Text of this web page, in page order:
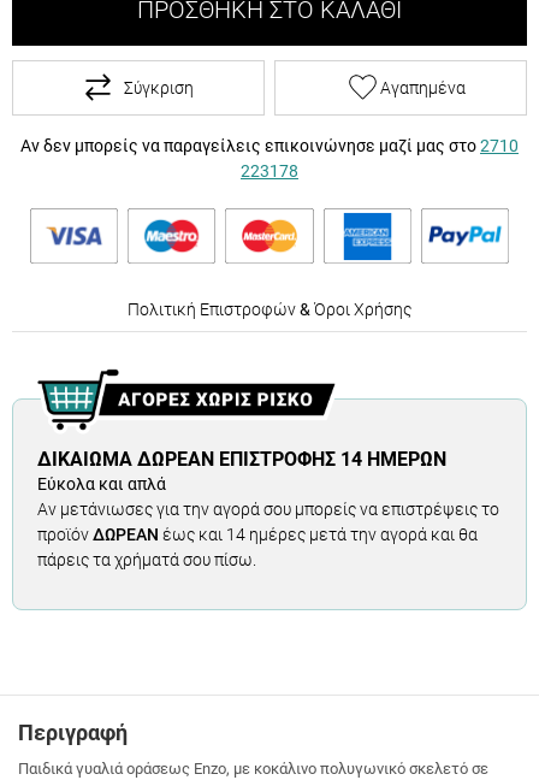
ΠΡΟΣΘΉΚΗ ΣΤΟ ΚΑΛΆΘΙ
Σύγκριση Αγαπημένα
Αν δεν μπορείς να παραγείλεις επικοινώνησε μαζί μας στο2710
223178
Πολιτική Επιστροφών& Όροι Χρήσης
ΔΙΚΑΊΩΜΑ ΔΩΡΕΆΝ ΕΠΙΣΤΡΟΦΉΣ 14 ΗΜΕΡΏΝ
Εύκολα και απλά
Αν μετάνιωσες για την αγορά σου μπορείς να επιστρέψεις το
προϊόνΔΩΡΕΑΝ έως και 14 ημέρες μετά την αγορά και θα
πάρεις τα χρήματά σου πίσω.
Περιγραφή
Παιδικά γυαλιά οράσεως Enzo, με κοκάλινο πολυγωνικό σκελετό σε